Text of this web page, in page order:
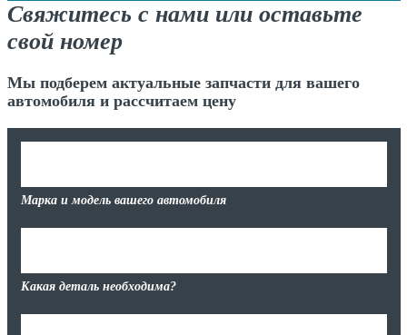
Свяжитесь с нами или оставьте
свой номер
Мы подберем актуальные запчасти для вашего
автомобиля и рассчитаем цену
Марка и модель вашего автомобиля
Какая деталь необходима?